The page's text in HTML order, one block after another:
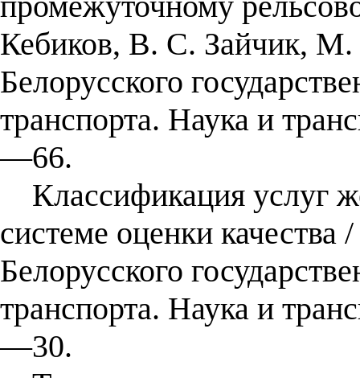
Кебиков, В. С. Зайчик, М.
Белорусского
транспорта. Наука и
—66.
Классификация услуг
системе оценки
Белорусского
транспорта. Наука и
—30.